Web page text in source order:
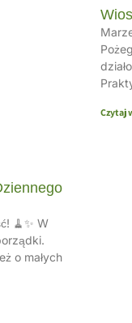
🧹✨ W
o małych
Czytaj